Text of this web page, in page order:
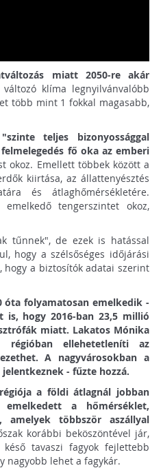
miatt 2050-re akár
változó klíma legnyilvánvalóbb
több mint 1 fokkal magasabb,
teljes bizonyossággal
fő oka az emberi
okoz. Emellett többek között a
kiirtása, az állattenyésztés
és átlaghőmérsékletére.
tengerszintet okoz,
tűnnek", de ezek is hatással
hogy a szélsőséges időjárási
hogy a biztosítók adatai szerint
óta folyamatosan emelkedik -
is, hogy 2016-ban 23,5 millió
miatt. Lakatos Mónika
régióban ellehetetleníti az
A nagyvárosokban a
- fűzte hozzá.
a földi átlagnál jobban
a hőmérséklet,
többször aszállyal
korábbi beköszöntével jár,
tavaszi fagyok fejlettebb
nagyobb lehet a fagykár.